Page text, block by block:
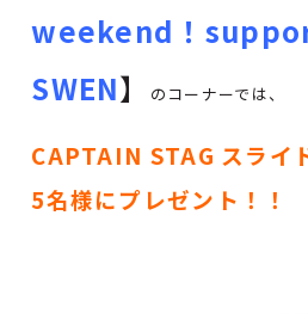
weekend！
SWEN】 のコーナーでは、
CAPTAIN STAG スライ
5名様にプレゼント！！